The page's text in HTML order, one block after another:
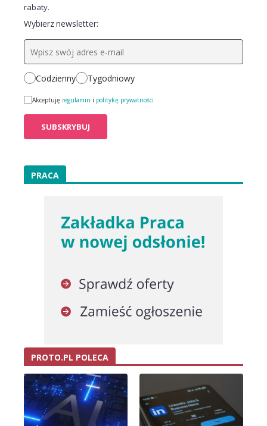
rabaty.
Wybierz newsletter:
Codzienny Tygodniowy
Akceptuję regulamin i politykę prywatności
PRACA
PROTO.PL POLECA